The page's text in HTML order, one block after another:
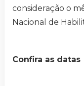
consideração o
Nacional de
Confira as datas